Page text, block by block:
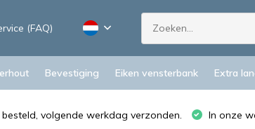
(FAQ)
Bevestiging Eiken vensterbank Extra
volgende werkdag verzonden. In onze